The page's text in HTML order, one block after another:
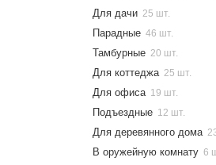
Для дачи 25 шт.
Парадные 46 шт.
Тамбурные 20 шт.
Для коттеджа 25 шт.
Для офиса 19 шт.
Подъездные 12 шт.
Для деревянного дома
В оружейную комнату 6